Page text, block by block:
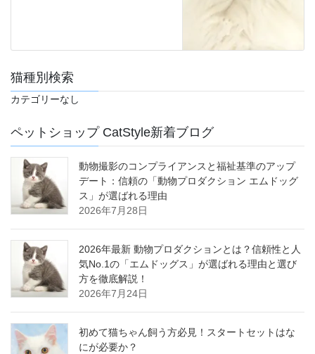
猫種別検索
カテゴリーなし
ペットショップ CatStyle新着ブログ
動物撮影のコンプライアンスと福祉基準のアップ
デート：信頼の「動物プロダクション エムドッグ
ス」が選ばれる理由
2026年7月28日
2026年最新 動物プロダクションとは？信頼性と人
気No.1の「エムドッグス」が選ばれる理由と選び
方を徹底解説！
2026年7月24日
初めて猫ちゃん飼う方必見！スタートセットはな
にが必要か？